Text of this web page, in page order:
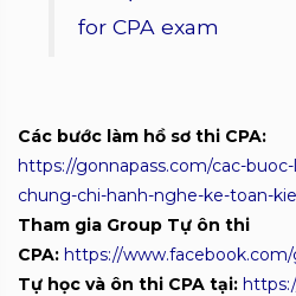
for CPA exam
Các bước làm hồ sơ thi CPA:
https://gonnapass.com/cac-
chung-chi-hanh-nghe-ke-toan-
Tham gia Group Tự ôn thi
CPA: https://www.facebook.com/
Tự học và ôn thi CPA tại: